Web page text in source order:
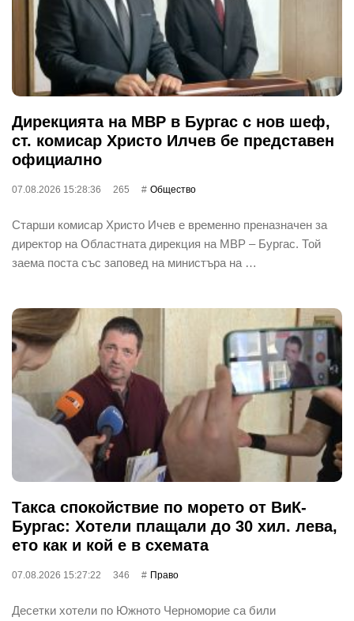
Дирекцията на МВР в Бургас с нов шеф,
ст. комисар Христо Илчев бе представен
официално
07.08.2026 15:28:36 265 Общество
Старши комисар Христо Ичев е временно преназначен за
директор на Областната дирекция на МВР – Бургас. Той
заема поста със заповед на министъра на …
Такса спокойствие по морето от ВиК-
Бургас: Хотели плащали до 30 хил. лева,
ето как и кой е в схемата
07.08.2026 15:27:22 346 Право
Десетки хотели по Южното Черноморие са били